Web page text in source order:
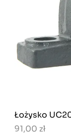
Łożysko
91,00 zł